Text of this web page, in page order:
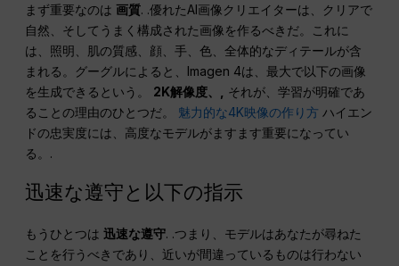
まず重要なのは画質. .優れたAI画像クリエイターは、クリアで
自然、そしてうまく構成された画像を作るべきだ。これに
は、照明、肌の質感、顔、手、色、全体的なディテールが含
まれる。グーグルによると、Imagen 4は、最大で以下の画像
を生成できるという。 2K解像度、,
それが、学習が明確であ
ることの理由のひとつだ。 魅力的な4K映像の作り方 ハイエン
ドの忠実度には、高度なモデルがますます重要になってい
る。.
迅速な遵守と以下の指示
もうひとつは迅速な遵守. .つまり、モデルはあなたが尋ねた
ことを行うべきであり、近いが間違っているものは行わない